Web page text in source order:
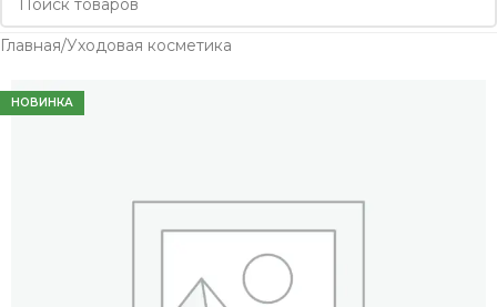
Главная/Уходовая косметика
НОВИНКА